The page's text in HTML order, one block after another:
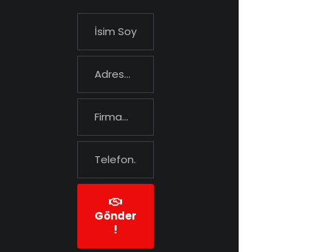
Gönder
!